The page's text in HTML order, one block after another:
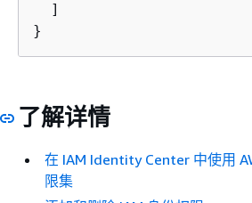
  ]
}
了解详情
在 IAM Identity Center 中使用
限集